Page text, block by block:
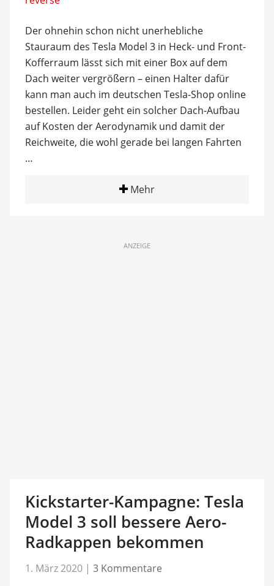
Der ohnehin schon nicht unerhebliche
Stauraum des Tesla Model 3 in Heck- und Front-
Kofferraum lässt sich mit einer Box auf dem
Dach weiter vergrößern – einen Halter dafür
kann man auch im deutschen Tesla-Shop online
bestellen. Leider geht ein solcher Dach-Aufbau
auf Kosten der Aerodynamik und damit der
Reichweite, die wohl gerade bei langen Fahrten
…
Mehr
ANZEIGE
Kickstarter-Kampagne: Tesla
Model 3 soll bessere Aero-
Radkappen bekommen
1. März 2020 | 3 Kommentare